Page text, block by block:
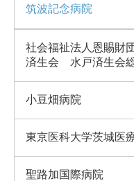
筑波記念病院
社会福祉法人恩賜財
済生会 水戸済生会
小豆畑病院
東京医科大学茨城医
聖路加国際病院